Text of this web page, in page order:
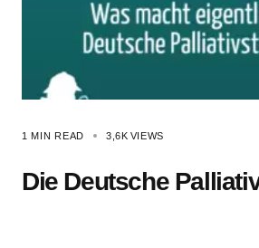
1 MIN READ 3,6K VIEWS
Die Deutsche